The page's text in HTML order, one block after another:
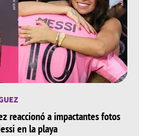
reaccionó a impactantes fotos
en la playa